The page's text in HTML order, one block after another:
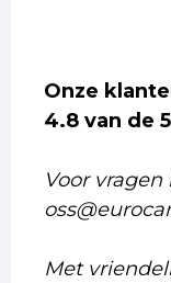
Onze
4.8 van de
Voor
Met